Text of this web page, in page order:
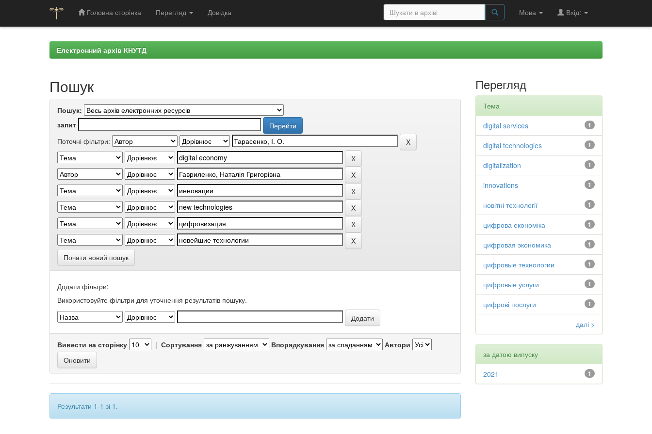
Головна сторінка Перегляд Довідка Мова Вхід:
Електронний архів КНУТД
Пошук
Пошук:
запит
Поточні фільтри:
Почати новий пошук
Додати фільтри:
Використовуйте фільтри для уточнення результатів пошуку.
Вивести на сторінку | Сортування Впорядкування Автори
Результати 1-1 зі 1.
Перегляд
Тема
1
digital services
1
digital technologies
1
digitalization
1
innovations
1
новітні технології
1
цифрова економіка
1
цифровая экономика
1
цифровые технологии
1
цифровые услуги
1
цифрові послуги
далі >
за датою випуску
1
2021